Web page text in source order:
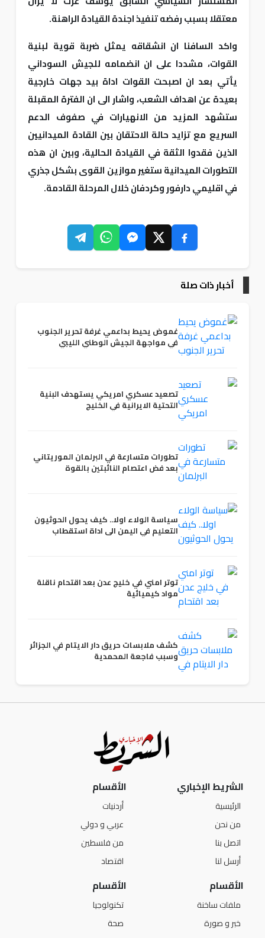
معتقلا بسبب رفضه تنفيذ اجندة القيادة الراهنة.
واكد السافنا ان انشقاقه يمثل ضربة قوية لبنية
القوات، مشددا على ان انضمامه للجيش السوداني
يأتي بعد ان اصبحت القوات اداة بيد جهات خارجية
بعيدة عن اهداف الشعب، واشار الى ان الفترة المقبلة
ستشهد المزيد من الانهيارات في صفوف الدعم
السريع مع تزايد حالة الاحتقان بين القادة الميدانيين
الذين فقدوا الثقة في القيادة الحالية، وبين ان هذه
التطورات الميدانية ستغير موازين القوى بشكل جذري
في اقليمي دارفور وكردفان خلال المرحلة القادمة.
أخبار ذات صلة
غموض يحيط بداعمي غرفة تحرير الجنوب
في مواجهة الجيش الوطني الليبي
تصعيد عسكري امريكي يستهدف البنية
التحتية الايرانية في الخليج
تطورات متسارعة في البرلمان الموريتاني
بعد فض اعتصام النائبتين بالقوة
سياسة الولاء اولا.. كيف يحول الحوثيون
التعليم في اليمن الى اداة استقطاب
توتر امني في خليج عدن بعد اقتحام ناقلة
مواد كيميائية
كشف ملابسات حريق دار الايتام في الجزائر
وسبب فاجعة المحمدية
الشريط الإخباري
الرئيسية
من نحن
اتصل بنا
أرسل لنا
الأقسام
أردنيات
عربي و دولي
من فلسطين
اقتصاد
الأقسام
ملفات ساخنة
خبر و صورة
الأقسام
تكنولوجيا
صحة